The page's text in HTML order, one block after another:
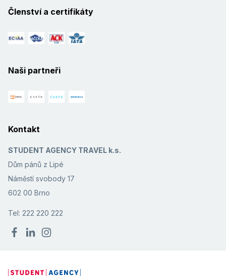
Členství a certifikáty
Naši partneři
Kontakt
STUDENT AGENCY TRAVEL k.s.
Dům pánů z Lipé
Náměstí svobody 17
602 00 Brno
Tel: 222 220 222